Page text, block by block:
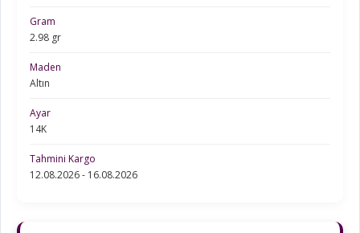
Gram
2.98 gr
Maden
Altın
Ayar
14K
Tahmini Kargo
12.08.2026 - 16.08.2026